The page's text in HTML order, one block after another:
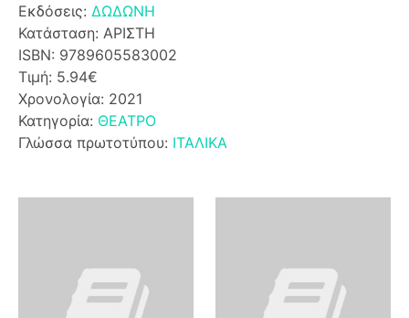
Εκδόσεις: ΔΩΔΩΝΗ
Κατάσταση: ΑΡΙΣΤΗ
ISBN: 9789605583002
Τιμή: 5.94€
Χρονολογία: 2021
Κατηγορία: ΘΕΑΤΡΟ
Γλώσσα πρωτοτύπου: ΙΤΑΛΙΚΑ